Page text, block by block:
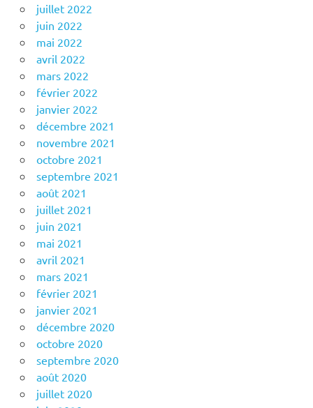
juillet 2022
juin 2022
mai 2022
avril 2022
mars 2022
février 2022
janvier 2022
décembre 2021
novembre 2021
octobre 2021
septembre 2021
août 2021
juillet 2021
juin 2021
mai 2021
avril 2021
mars 2021
février 2021
janvier 2021
décembre 2020
octobre 2020
septembre 2020
août 2020
juillet 2020